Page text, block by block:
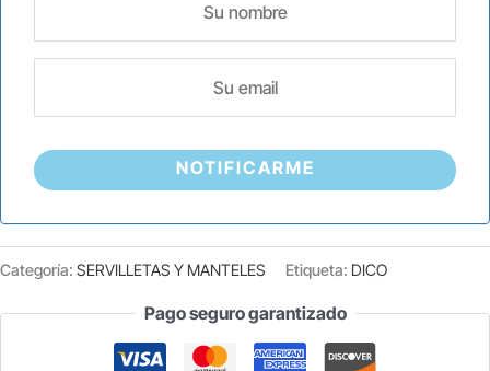
NOTIFICARME
Categoría: SERVILLETAS Y MANTELES Etiqueta: DICO
Pago seguro garantizado